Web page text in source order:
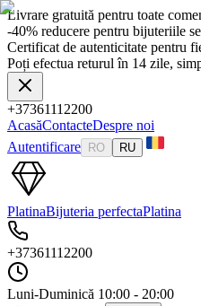
Livrare gratuită pentru toate
-40% reducere pentru bijuteriile
Certificat de autenticitate pentru
Poți efectua returul în 14 zile,
+37361112200
AcasăContacteDespre noi
Autentificare
RO RU
PlatinaBijuteria perfectaPlatina
+37361112200
Luni-Duminică 10:00 - 20:00